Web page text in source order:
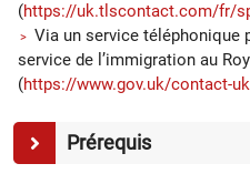
(https://uk.tlscontact.com/fr/
Via un service téléphonique
service de l’immigration au
(https://www.gov.uk/contact-
Prérequis